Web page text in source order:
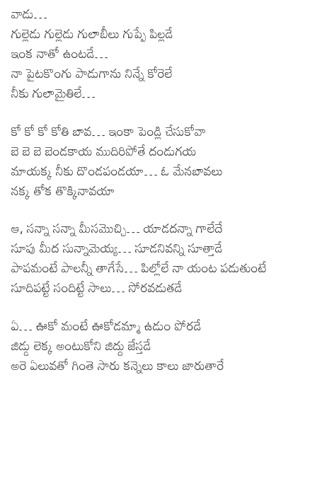
వాడు…
గుల్లెడు గుల్లెడు గులాబీలు గుప్పే పిల్లడే
ఇంక నాతో ఉంటడే…
నా పైటకొంగు పాడుగాను నిన్నే కోరెలే
నీకు గులామైతిలే…
కో కో కో కోతి బావ… ఇంకా పెండ్లి చేసుకోవా
బె బె బె బెండకాయ ముదిరిపోతే దండుగయ
మాయక్క నీకు దొండపండయా… ఓ మేనబావలు
నక్క తోక తొక్కినావయా
ఆ, సన్నా సన్నా మీసమొచ్చి… యాడదన్నా గాలేదే
సూపు మీద సున్నామెయ్య… సూడనివన్ని సూత్తాడే
పాపమంటే పాలన్నీ తాగేసే… పిల్లోలే నా యంట పడుతుంటే
సూదిపట్టే సందిట్టే సాలు… సోరవడుతడే
ఏ… ఊకో మంటే ఊకోడమ్మా ఉడుం పోరడే
జిడ్డు లెక్క అంటుకోని జిద్దు జేస్తడే
అరె ఏలువతో గింతె సారు కన్నెలు కాలు జారుతారే